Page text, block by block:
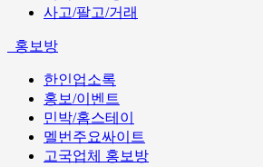
사고/팔고/거래
홍보방
한인업소록
홍보/이벤트
민박/홈스테이
멜번주요싸이트
고국업체 홍보방